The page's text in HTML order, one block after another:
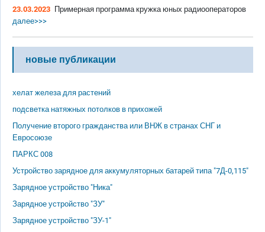
23.03.2023 Примерная программа кружка юных радиооператоров
далее>>>
новые публикации
хелат железа для растений
подсветка натяжных потолков в прихожей
Получение второго гражданства или ВНЖ в странах СНГ и
Евросоюзе
ПАРКС 008
Устройство зарядное для аккумуляторных батарей типа "7Д-0,115"
Зарядное устройство "Ника"
Зарядное устройство "ЗУ"
Зарядное устройство "ЗУ-1"